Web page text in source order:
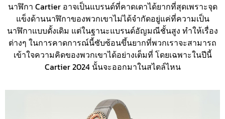
นาฬิกา Cartier อาจเป็นแบรนด์ที่คาดเดาได้ยากที่สุดเพราะจุด
แข็งด้านนาฬิกาของพวกเขาไม่ได้จำกัดอยู่แค่ที่ความเป็น
นาฬิกาแบบดั้งเดิม แต่ในฐานะแบรนด์อัญมณีชั้นสูง ทำให้เรื่อง
ต่างๆ ในการคาดการณ์นี้ซับซ้อนขึ้นยากที่พวกเราจะสามารถ
เข้าใจความคิดของพวกเขาได้อย่างเต็มที่ โดยเฉพาะในปีนี้
Cartier 2024 นั้นจะออกมาในสไตล์ไหน